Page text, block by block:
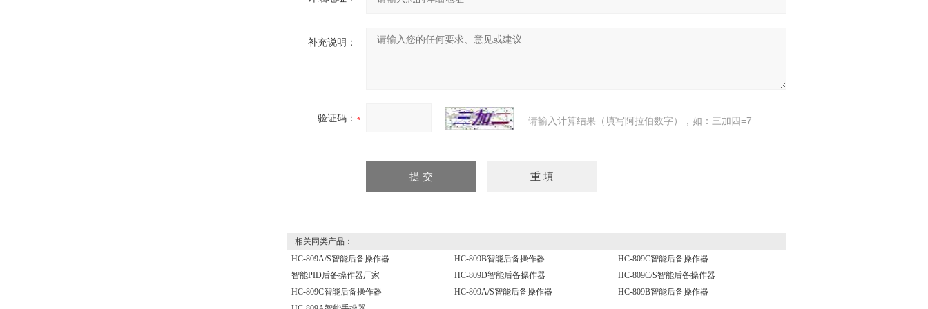
补充说明：
验证码： 请输入计算结果（填写阿拉伯数字），如：三加四=7
相关同类产品：
HC-809A/S智能后备操作器
HC-809B智能后备操作器
HC-809C智能后备操作器
智能PID后备操作器厂家
HC-809D智能后备操作器
HC-809C/S智能后备操作器
HC-809C智能后备操作器
HC-809A/S智能后备操作器
HC-809B智能后备操作器